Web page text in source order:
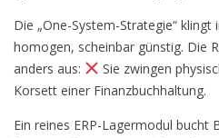
Die „One-System-Strategie“
homogen, scheinbar günstig. Die
anders aus:
Sie zwingen
Korsett einer Finanzbuchhaltung.
Ein reines ERP-Lagermodul bucht